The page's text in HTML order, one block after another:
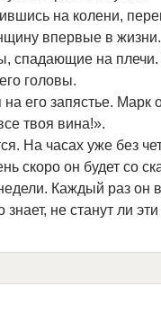
на колени,
впервые в
спадающие на плечи.
головы.
его запястье. Марк
твоя вина!».
На часах уже без
скоро он будет со
Каждый раз он
знает, не станут ли